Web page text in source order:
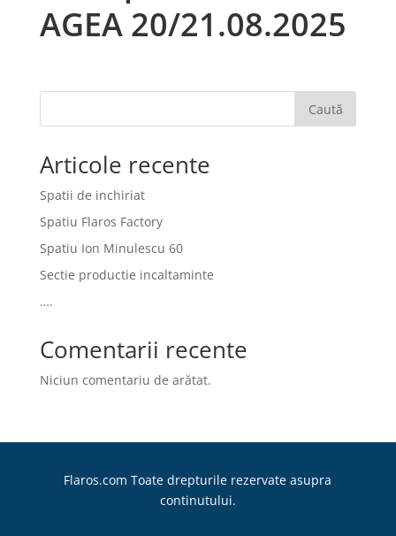
AGEA 20/21.08.2025
Caută
Articole recente
Spatii de inchiriat
Spatiu Flaros Factory
Spatiu Ion Minulescu 60
Sectie productie incaltaminte
….
Comentarii recente
Niciun comentariu de arătat.
Flaros.com Toate drepturile rezervate asupra
continutului.